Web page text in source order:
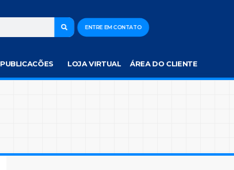
ENTRE EM CONTATO
PUBLICACÕES LOJA VIRTUAL ÁREA DO CLIENTE